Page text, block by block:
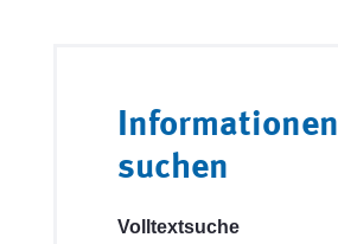
Informationen
suchen
Volltextsuche